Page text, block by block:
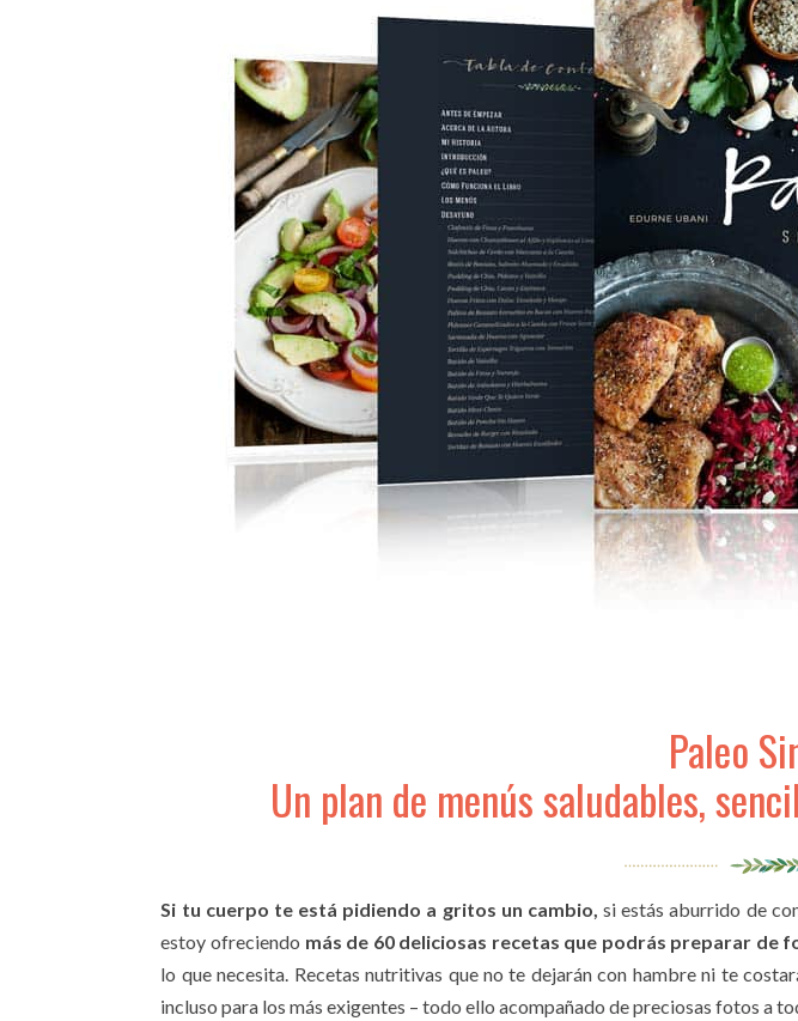
Paleo
Un plan de menús saludables,
Si tu cuerpo te está pidiendo a gritos un cambio, si estás aburrido de
estoy ofreciendo más de 60 deliciosas recetas que podrás preparar de
lo que necesita. Recetas nutritivas que no te dejarán con hambre ni te
incluso para los más exigentes – todo ello acompañado de preciosas fotos a